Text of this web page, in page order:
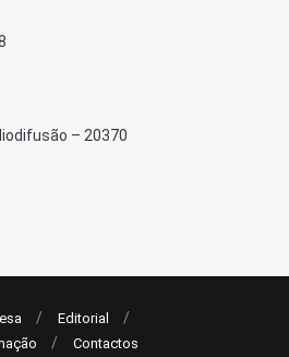
– 20370
Editorial
Contactos